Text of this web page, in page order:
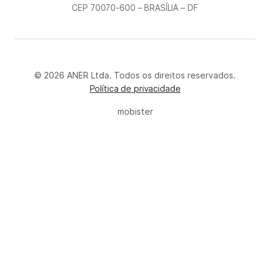
CEP 70070-600 – BRASÍLIA – DF
© 2026 ANER Ltda. Todos os direitos reservados.
Política de privacidade
mobister